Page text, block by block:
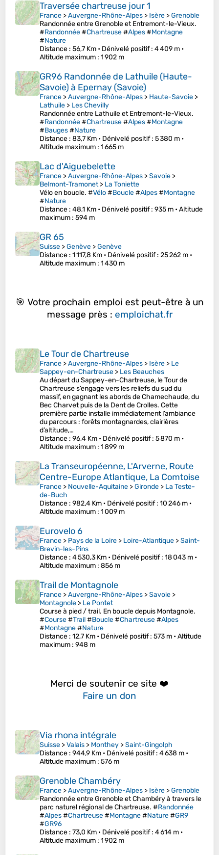
Traversée chartreuse jour 1
France >Auvergne-Rhône-Alpes > Isère >Grenoble
Randonnée entre Grenoble et Entremont-le-Vieux.
#Randonnée#Chartreuse#Alpes#Montagne
#Nature
Distance : 56,7 Km • Dénivelé positif: 4 409 m •
Altitude maximum : 1 902 m
GR96 Randonnée de Lathuile (Haute-
Savoie) à Epernay (Savoie)
France >Auvergne-Rhône-Alpes > Haute-Savoie >
Lathuile > Les Chevilly
Randonnée entre Lathuile et Entremont-le-Vieux.
#Randonnée#Chartreuse#Alpes#Montagne
#Bauges#Nature
Distance : 83,7 Km • Dénivelé positif: 5 380 m •
Altitude maximum : 1 665 m
Lac d'Aiguebelette
France >Auvergne-Rhône-Alpes >Savoie >
Belmont-Tramonet> La Toniette
Vélo en boucle. #Vélo#Boucle#Alpes#Montagne
#Nature
Distance : 48,1 Km • Dénivelé positif: 935 m •Altitude
maximum : 594 m
GR 65
Suisse >Genève >Genève
Distance : 1 117,8 Km • Dénivelé positif: 25 262 m •
Altitude maximum : 1 430 m
🎯 Votre prochain emploi est peut-être à un
message près : emploichat.fr
Le Tour de Chartreuse
France >Auvergne-Rhône-Alpes > Isère > Le
Sappey-en-Chartreuse > Les Beauches
Au départ du Sappey-en-Chartreuse, le Tour de
Chartreuse s’engage vers les reliefs du sud du
massif, en gagnant les abords de Chamechaude, du
Bec Charvet puis de la Dent de Crolles. Cette
première partie installe immédiatement l’ambiance
du parcours : forêts montagnardes, clairières
d’altitude,…
Distance : 96,4 Km • Dénivelé positif: 5 870 m •
Altitude maximum : 1 899 m
La Transeuropéenne, L'Arverne, Route
Centre-Europe Atlantique, La Comtoise
France > Nouvelle-Aquitaine >Gironde > La Teste-
de-Buch
Distance : 982,4 Km • Dénivelé positif: 10 246 m •
Altitude maximum : 1 009 m
Eurovelo 6
France > Pays de la Loire > Loire-Atlantique >Saint-
Brevin-les-Pins
Distance : 4 530,3 Km • Dénivelé positif: 18 043 m •
Altitude maximum : 856 m
Trail de Montagnole
France >Auvergne-Rhône-Alpes >Savoie >
Montagnole > Le Pontet
Course à pied / trail. En boucle depuis Montagnole.
#Course#Trail#Boucle#Chartreuse#Alpes
#Montagne#Nature
Distance : 12,7 Km • Dénivelé positif: 573 m •Altitude
maximum : 948 m
Merci de soutenir ce site ❤️
Faire un don
Via rhona intégrale
Suisse >Valais > Monthey >Saint-Gingolph
Distance : 944,9 Km • Dénivelé positif: 4 638 m •
Altitude maximum : 576 m
Grenoble Chambéry
France >Auvergne-Rhône-Alpes > Isère >Grenoble
Randonnée entre Grenoble et Chambéry à travers le
parc naturel régional de Chartreuse. #Randonnée
#Alpes#Chartreuse#Montagne#Nature#GR9
#GR96
Distance : 73,0 Km • Dénivelé positif: 4 614 m •
Altitude maximum : 1 902 m